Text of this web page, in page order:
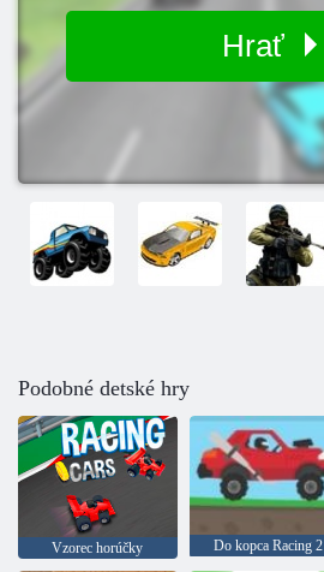
Hrať
Podobné detské hry
Vzorec horúčky Do kopca Racing 2